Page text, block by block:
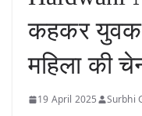
कहकर युवक
महिला की
19 April 2025 Surbhi